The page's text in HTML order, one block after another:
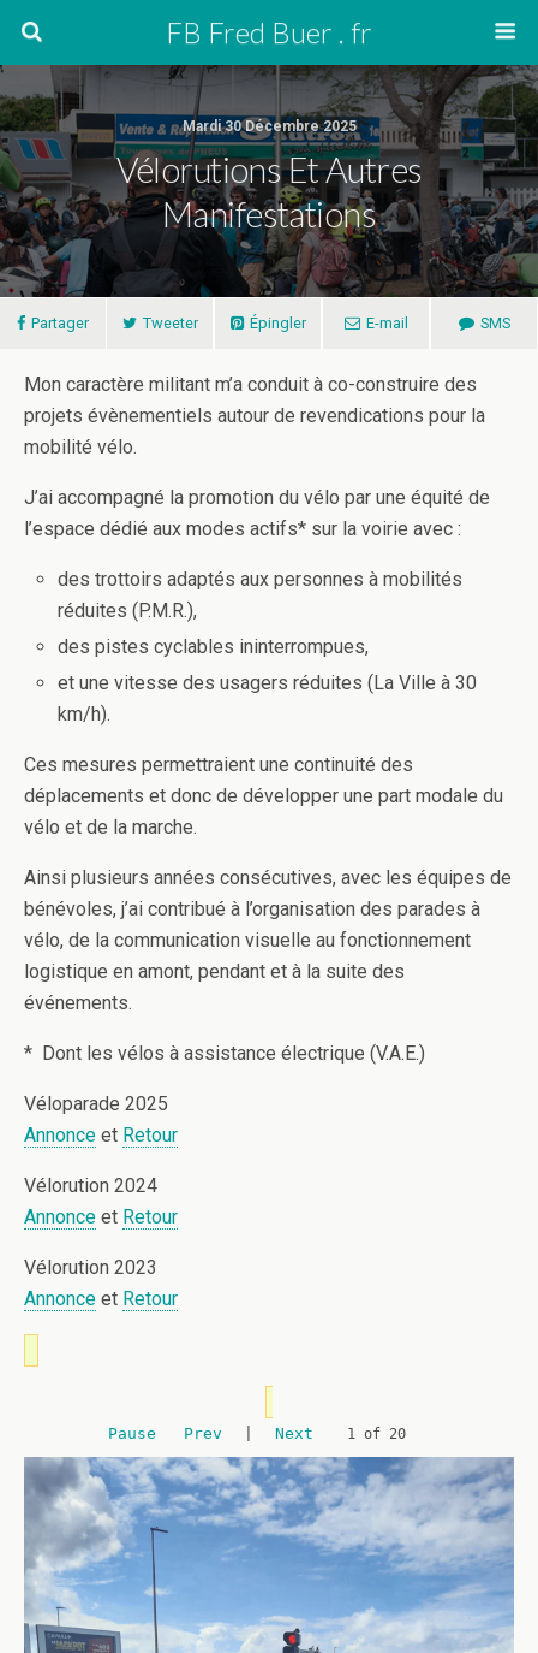
FB Fred Buer . fr
Mardi 30 Décembre 2025
Vélorutions Et Autres
Manifestations
Partager Tweeter Épingler E-mail SMS
Mon caractère militant m’a conduit à co-construire des
projets évènementiels autour de revendications pour la
mobilité vélo.
J’ai accompagné la promotion du vélo par une équité de
l’espace dédié aux modes actifs* sur la voirie avec :
des trottoirs adaptés aux personnes à mobilités
réduites (P.M.R.),
des pistes cyclables ininterrompues,
et une vitesse des usagers réduites (La Ville à 30
km/h).
Ces mesures permettraient une continuité des
déplacements et donc de développer une part modale du
vélo et de la marche.
Ainsi plusieurs années consécutives, avec les équipes de
bénévoles, j’ai contribué à l’organisation des parades à
vélo, de la communication visuelle au fonctionnement
logistique en amont, pendant et à la suite des
événements.
* Dont les vélos à assistance électrique (V.A.E.)
Véloparade 2025
Annonce et Retour
Vélorution 2024
Annonce et Retour
Vélorution 2023
Annonce et Retour
Pause Prev Next 2 of 20